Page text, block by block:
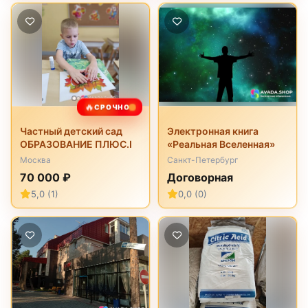
🔥СРОЧНО
Частный детский сад
ОБРАЗОВАНИЕ ПЛЮС.I
Москва
70 000 ₽
5,0 (1)
Электронная книга
«Реальная Вселенная»
Санкт-Петербург
Договорная
0,0 (0)